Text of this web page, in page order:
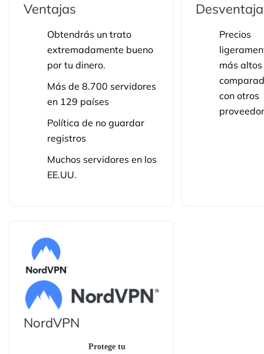
Ventajas
Obtendrás un trato
extremadamente bueno
por tu dinero.
Más de 8.700 servidores
en 129 países
Política de no guardar
registros
Muchos servidores en los
EE.UU.
Precios
más altos
con otros
NordVPN
Protege tu